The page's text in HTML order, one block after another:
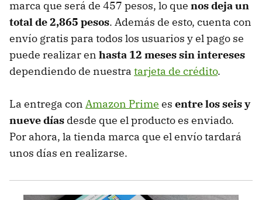
marca que será de 457 pesos, lo que nos deja un
total de 2,865 pesos. Además de esto, cuenta con
envío gratis para todos los usuarios y el pago se
puede realizar en hasta 12 meses sin intereses
dependiendo de nuestra tarjeta de crédito.
La entrega con Amazon Prime es entre los seis y
nueve días desde que el producto es enviado.
Por ahora, la tienda marca que el envío tardará
unos días en realizarse.